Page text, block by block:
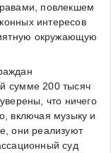
повлекшем
интересов
окружающую
сумме 200 тысяч
что ничего
включая музыку и
они реализуют
суд